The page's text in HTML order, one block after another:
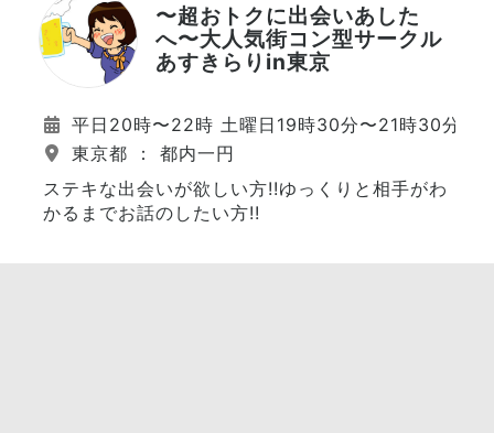
〜超おトクに出会いあした
へ〜大人気街コン型サークル
あすきらりin東京
平日20時〜22時 土曜日19時30分〜21時30分 日
東京都 ： 都内一円
ステキな出会いが欲しい方!!ゆっくりと相手がわ
かるまでお話のしたい方!!